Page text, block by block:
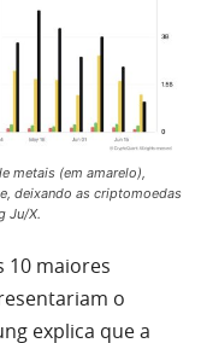
metais (em amarelo),
deixando as criptomoedas
Ju/X.
10 maiores
o
explica que a